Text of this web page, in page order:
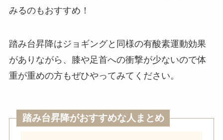
みるのもおすすめ！
踏み台昇降はジョギングと同様の有酸素運動効果
がありながら、膝や足首への衝撃が少ないので体
重が重めの方もぜひやってみてください。
踏み台昇降がおすすめな人まとめ